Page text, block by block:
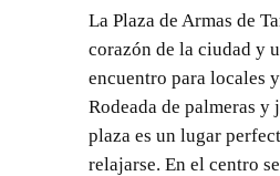
La Plaza de Armas de
corazón de la ciudad y
encuentro para locales
Rodeada de palmeras y
plaza es un lugar
relajarse. En el centro